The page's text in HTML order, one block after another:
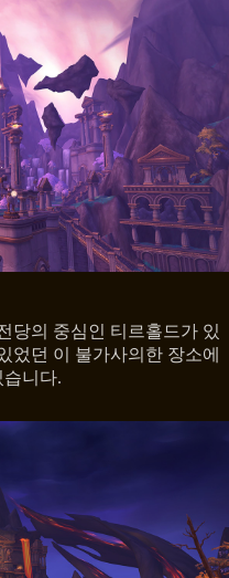
당의 중심인 티르홀드가 있
었던 이 불가사의한 장소에
니다.